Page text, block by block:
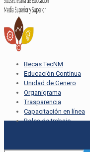
Becas TecNM
Educación Continua
Unidad de Genero
Organigrama
Trasparencia
Capacitación en línea
Bolsa de trabajo